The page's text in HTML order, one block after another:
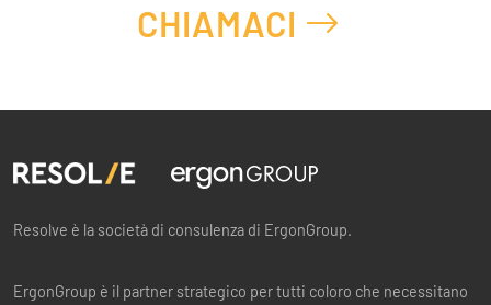
CHIAMACI
Resolve è la società di consulenza di ErgonGroup.
ErgonGroup è il partner strategico per tutti coloro che necessitano